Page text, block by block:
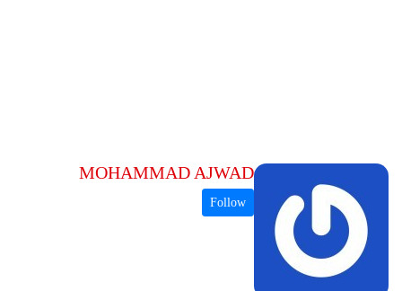
MOHAMMAD AJWAD